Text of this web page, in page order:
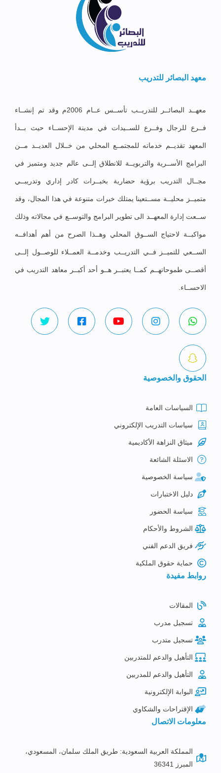
معهد البصائر للتدريب
معهــد البصائــر للتدريــب تأســس عــام 2006م وقد تم إنشــاء
فــرع للرجال وفــرع للســيدات في مدينة الإحســاء حيث بــدأ
المعهد تقديــم خدماته للمجتمــع المحلي من خــلال العديــد مــن
البرامج الأســرية والتربويــة للانطلاق إلــى عالم جديد ومتميز في
مجــال التدريب برؤية حضارية بخبــرات كادر إداري وتدريبــي
متميــز محليــة مســتعينا يمتلك خبرات متنوعة في هذا المجال، وقد
ســعت إدارة المعهــد الى تطوير البرامج والتوســع في مجالاته وذلك
مواكبــة لاحتياج الســوق المحلي وهــذا الصرح من أهم أهدافــه
الســعي للتميــز فــي التدريــب وخدمــة العمــلاء للوصــول إلــى
أقصــى طموحاتهــم كمــا يعتبــر هــو أحد أكبــر معاهد التدريب في
الاحســاء.
الحقوق والخصوصية
السياسات العامة
سياسات التدريب الإلكتروني
ميثاق النزاهة الأكاديمية
الاسئلة الشائعة
سياسة الخصوصية
دليل الاختبارات
سياسة الحضور
الشروط والأحكام
فريق الدعم الفني
حماية حقوق الملكية
روابط مفيدة
المقالات
تسجيل مدرب
تسجيل متدرب
التأهيل والدعم للمتدربين
التأهيل والدعم للمدربين
البوابة الإلكترونية
الإقتراحات والشكاوي
معلومات الاتصال
المملكة العربية السعودية: طريق الملك سلمان، المسعودي،
المبرز 36341